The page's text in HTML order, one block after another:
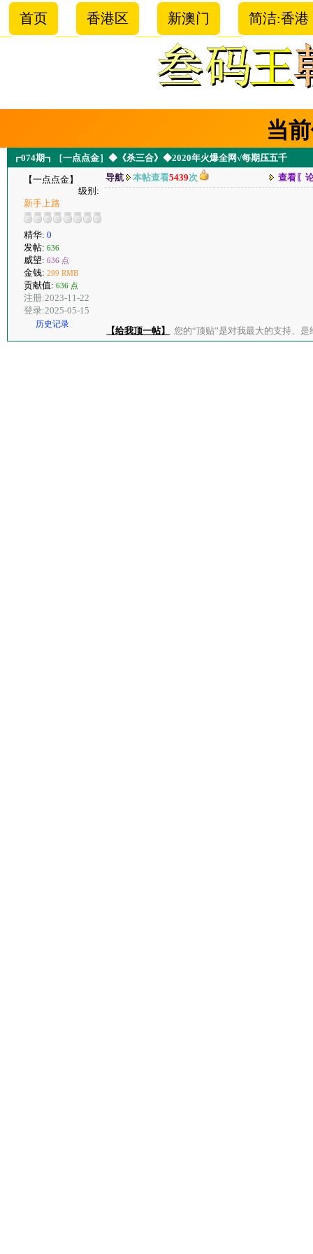
首页 香港区 新澳门 简洁:香港
当
┏074期┓［一点点金］◆《杀三合》◆2020年火爆全网√每期压五千
【一点点金】
级别:
新手上路
精华: 0
发帖: 636
威望: 636 点
金钱: 299 RMB
贡献值: 636 点
注册:2023-11-22
登录:2025-05-15
历史记录
导航 本帖查看5439次 查看〖
【给我顶一帖】 您的“顶贴”是对我最大的支持、